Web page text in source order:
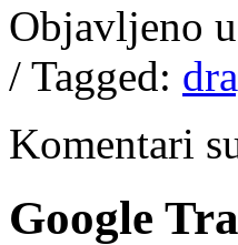
Objavljeno
/ Tagged:
Komentari
Google